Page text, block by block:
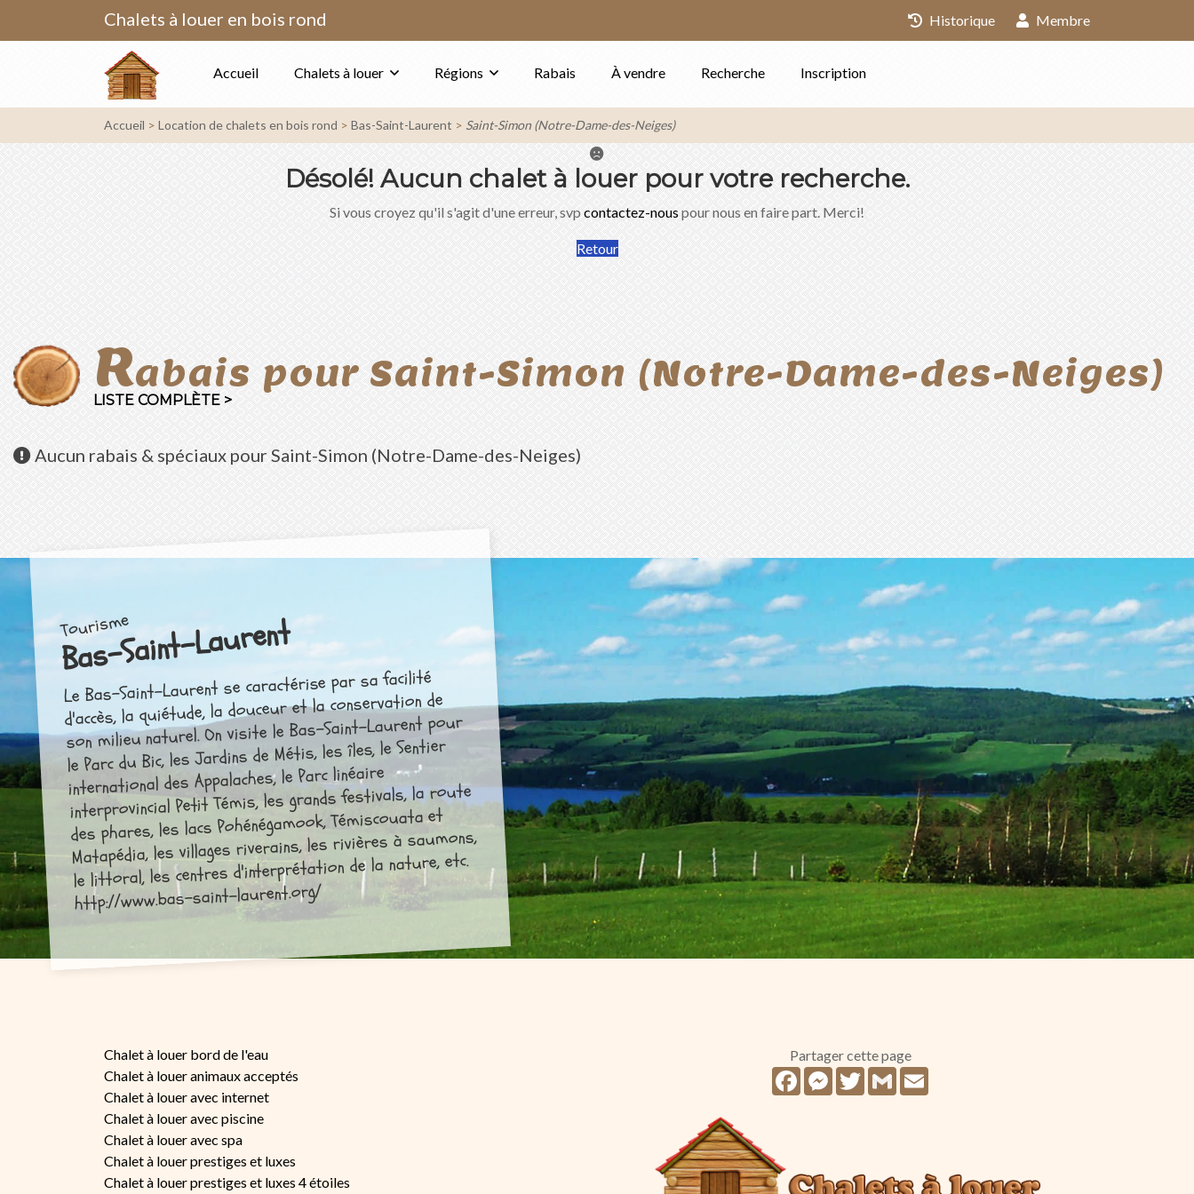
Chalets à louer en bois rond Historique Membre
Accueil Chalets à louer Régions Rabais À vendre Recherche Inscription
Accueil Location de chalets en bois rond Bas-Saint-Laurent Saint-Simon (Notre-Dame-des-Neiges)
Désolé!Aucun chalet à louer pour votre recherche.
Si vous croyez qu'il s'agit d'une erreur, svpcontactez-nouspour nous en faire part. Merci!
Retour
Rabais pour Saint-Simon (Notre-Dame-des-Neiges)
LISTE COMPLÈTE >
Aucunrabais & spéciaux pour Saint-Simon (Notre-Dame-des-Neiges)
Tourisme
Bas-Saint-Laurent
Le Bas-Saint-Laurent se caractérise par sa facilité
d'accès, la quiétude, la douceur et la conservation de
son milieu naturel. On visite le Bas-Saint-Laurent pour
le Parc du Bic, les Jardins de Métis, les îles, le Sentier
international des Appalaches, le Parc linéaire
interprovincial Petit Témis, les grands festivals, la route
des phares, les lacs Pohénégamook, Témiscouata et
Matapédia, les villages riverains, les rivières à saumons,
le littoral, les centres d'interprétation de la nature, etc.
http://www.bas-saint-laurent.org/
Chalet à louer bord de l'eau
Chalet à louer animaux acceptés
Chalet à louer avec internet
Chalet à louer avec piscine
Chalet à louer avec spa
Chalet à louer prestiges et luxes
Chalet à louer prestiges et luxes 4 étoiles
Partager cette page
FacebookMessenger
TwitterGmail